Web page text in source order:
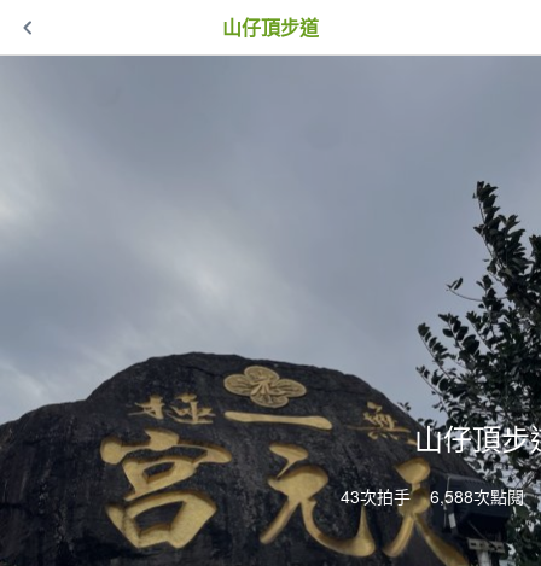
山仔頂步道
山仔頂步
43次拍手 6,588次點閱